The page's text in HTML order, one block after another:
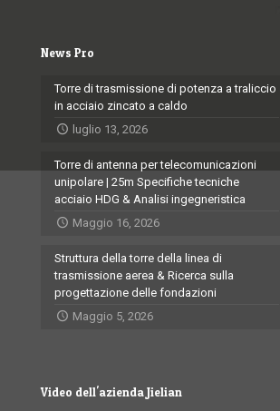
News Pro
Torre di trasmissione di potenza a traliccio
in acciaio zincato a caldo
luglio 13, 2026
Torre di antenna per telecomunicazioni
unipolare | 25m Specifiche tecniche
acciaio HDG & Analisi ingegneristica
Maggio 16, 2026
Struttura della torre della linea di
trasmissione aerea & Ricerca sulla
progettazione delle fondazioni
Maggio 5, 2026
Video dell'azienda Jielian